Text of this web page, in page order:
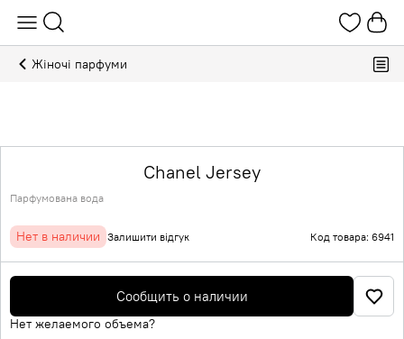
Жіночі парфуми
Chanel Jersey
Парфумована вода
Нет в наличии Залишити відгук Код товара: 6941
Сообщить о наличии
Нет желаемого объема?